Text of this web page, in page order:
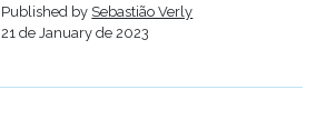
Published by Sebastião Verly
21 de January de 2023